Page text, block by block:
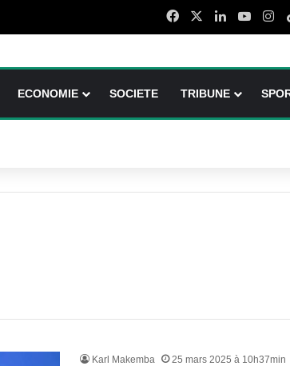
FacebookLinkedin
ECONOMIE SOCIETE TRIBUNE
Karl Makemba
25 mars 2025 à 10h37min